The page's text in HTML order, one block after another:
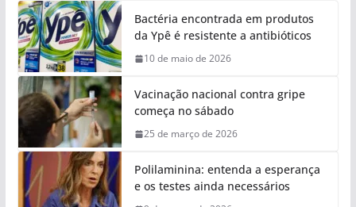
Bactéria encontrada em produtos
da Ypê é resistente a antibióticos
10 de maio de 2026
Vacinação nacional contra gripe
começa no sábado
25 de março de 2026
Polilaminina: entenda a esperança
e os testes ainda necessários